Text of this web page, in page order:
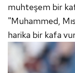
muhteşem bir
"Muhammed,
harika bir kafa